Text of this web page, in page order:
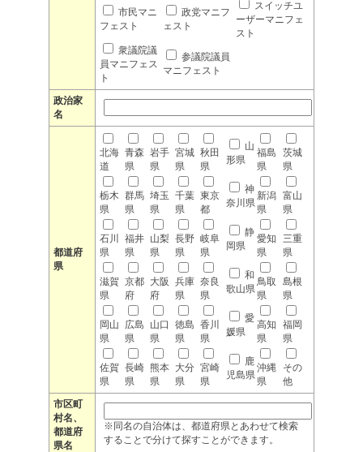
市民マニ
フェスト
政党マニフ
ェスト
スイッチユ
ーザーマニフェ
スト
衆議院議
員マニフェス
ト
参議院議員
マニフェスト
政治家
名
都道府
県
北海
道
青森
県
岩手
県
宮城
県
秋田
県
山
形県
福島
県
茨城
県
栃木
県
群馬
県
埼玉
県
千葉
県
東京
都
神
奈川県
新潟
県
富山
県
石川
県
福井
県
山梨
県
長野
県
岐阜
県
静
岡県
愛知
県
三重
県
滋賀
県
京都
府
大阪
府
兵庫
県
奈良
県
和
歌山県
鳥取
県
島根
県
岡山
県
広島
県
山口
県
徳島
県
香川
県
愛
媛県
高知
県
福岡
県
佐賀
県
長崎
県
熊本
県
大分
県
宮崎
県
鹿
児島県
沖縄
県
その
他
市区町
村名、
都道府
県名
※同名の自治体は、都道府県とあわせて検索
することで分けて探すことができます。